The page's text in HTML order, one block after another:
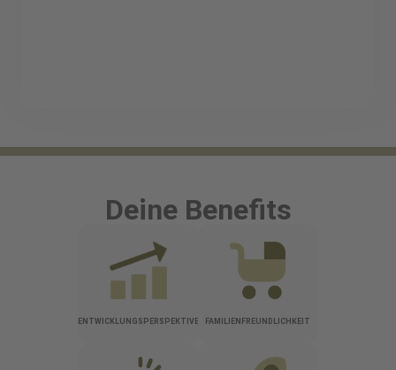
Deine Benefits
ENTWICKLUNGSPERSPEKTIVE FAMILIENFREUNDLICHKEIT